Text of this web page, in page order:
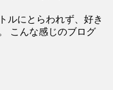
ルにとらわれず、好き
こんな感じのブログ